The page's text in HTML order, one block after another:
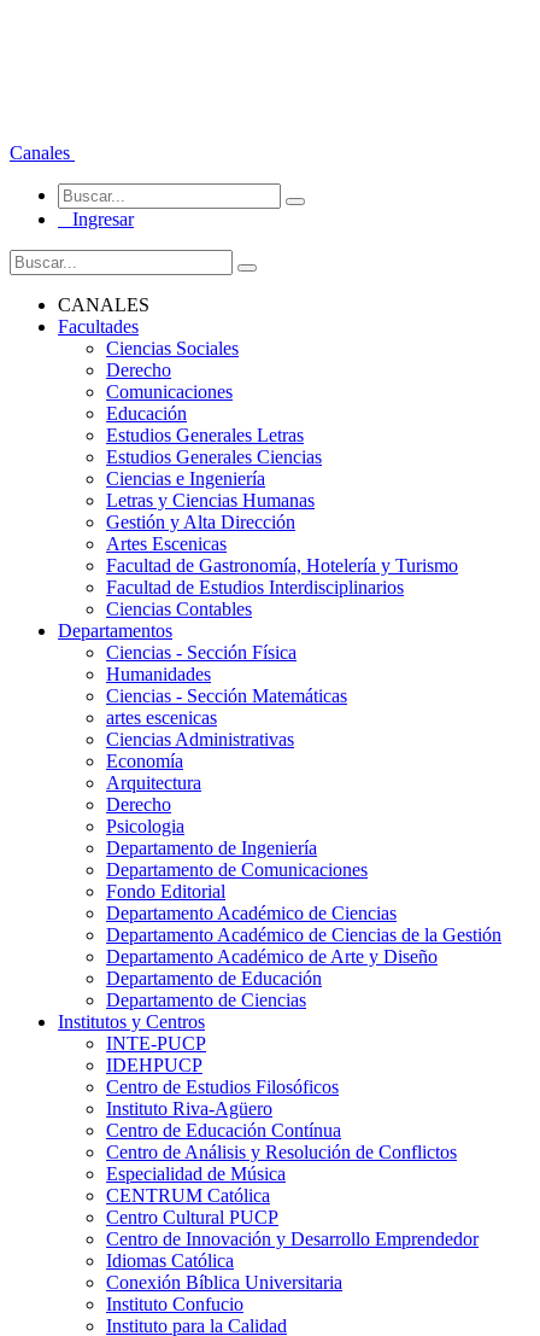
Canales
Ingresar
CANALES
Facultades
Ciencias Sociales
Derecho
Comunicaciones
Educación
Estudios Generales Letras
Estudios Generales Ciencias
Ciencias e Ingeniería
Letras y Ciencias Humanas
Gestión y Alta Dirección
Artes Escenicas
Facultad de Gastronomía, Hotelería y Turismo
Facultad de Estudios Interdisciplinarios
Ciencias Contables
Departamentos
Ciencias - Sección Física
Humanidades
Ciencias - Sección Matemáticas
artes escenicas
Ciencias Administrativas
Economía
Arquitectura
Derecho
Psicologia
Departamento de Ingeniería
Departamento de Comunicaciones
Fondo Editorial
Departamento Académico de Ciencias
Departamento Académico de Ciencias de la Gestión
Departamento Académico de Arte y Diseño
Departamento de Educación
Departamento de Ciencias
Institutos y Centros
INTE-PUCP
IDEHPUCP
Centro de Estudios Filosóficos
Instituto Riva-Agüero
Centro de Educación Contínua
Centro de Análisis y Resolución de Conflictos
Especialidad de Música
CENTRUM Católica
Centro Cultural PUCP
Centro de Innovación y Desarrollo Emprendedor
Idiomas Católica
Conexión Bíblica Universitaria
Instituto Confucio
Instituto para la Calidad